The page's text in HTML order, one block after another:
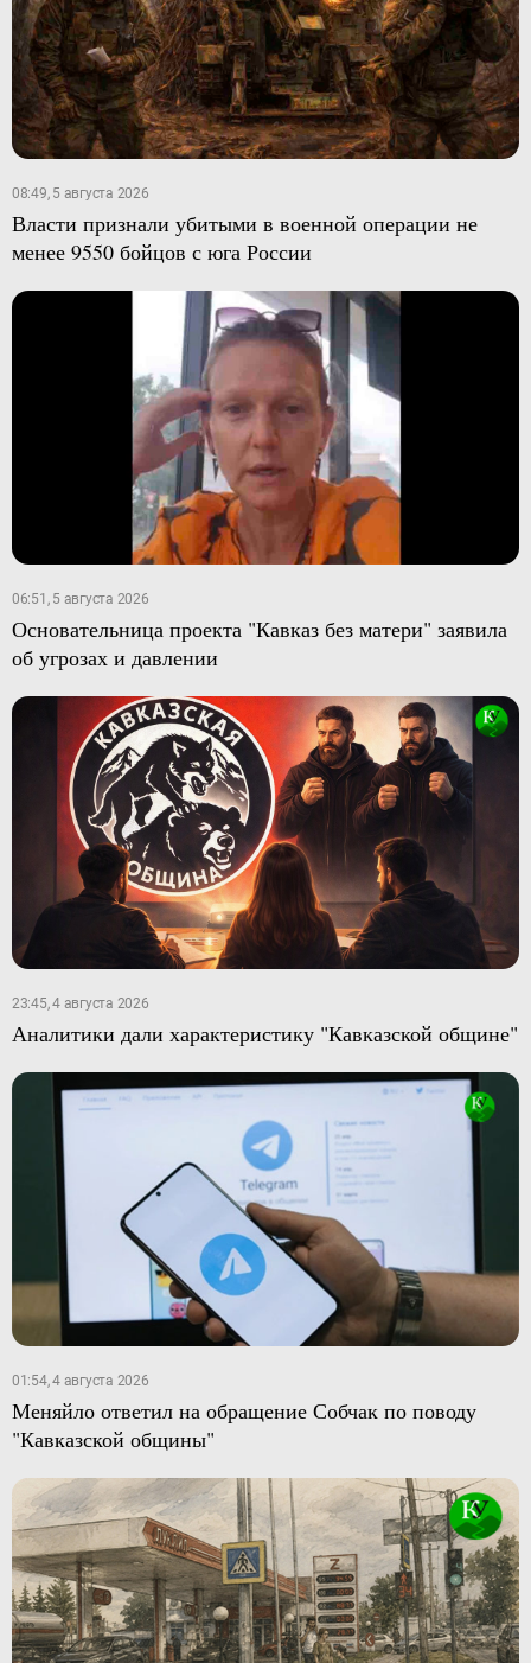
08:49, 5 августа 2026
Власти признали убитыми в военной операции не
менее 9550 бойцов с юга России
06:51, 5 августа 2026
Основательница проекта "Кавказ без матери" заявила
об угрозах и давлении
23:45, 4 августа 2026
Аналитики дали характеристику "Кавказской общине"
01:54, 4 августа 2026
Меняйло ответил на обращение Собчак по поводу
"Кавказской общины"